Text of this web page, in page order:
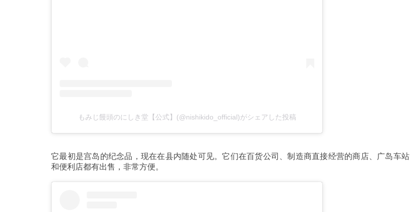
もみじ饅頭のにしき堂【公式】(@nishikido_official)がシェアした投稿
它最初是宫岛的纪念品，现在在县内随处可见。它们在百货公司、制造商直接经营的商店、广岛车站
和便利店都有出售，非常方便。